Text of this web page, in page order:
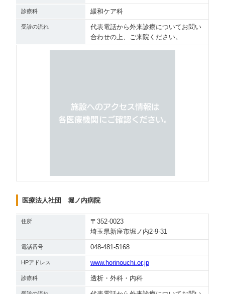
診療科 緩和ケア科
受診の流れ
代表電話から外来診療についてお問い
合わせの上、ご来院ください。
医療法人社団 堀ノ内病院
住所
〒352-0023
埼玉県新座市堀ノ内2-9-31
電話番号 048-481-5168
HPアドレス www.horinouchi.or.jp
診療科 透析・外科・内科